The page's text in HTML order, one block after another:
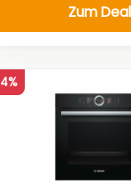
Zum Deal